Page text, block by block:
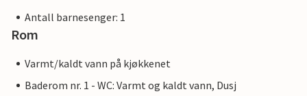
Antall barnesenger: 1
Rom
Varmt/kaldt vann på kjøkkenet
Baderom nr. 1 - WC: Varmt og kaldt vann, Dusj